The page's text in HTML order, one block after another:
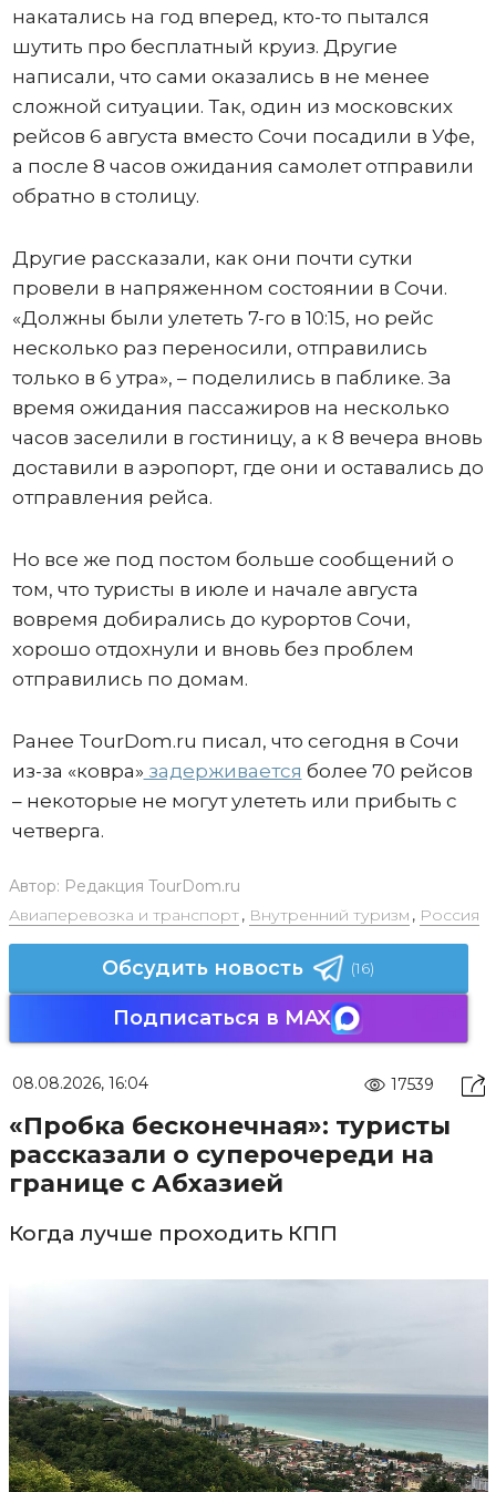
накатались на год вперед, кто-то пытался
шутить про бесплатный круиз. Другие
написали, что сами оказались в не менее
сложной ситуации. Так, один из московских
рейсов 6 августа вместо Сочи посадили в Уфе,
а после 8 часов ожидания самолет отправили
обратно в столицу.
Другие рассказали, как они почти сутки
провели в напряженном состоянии в Сочи.
«Должны были улететь 7-го в 10:15, но рейс
несколько раз переносили, отправились
только в 6 утра», – поделились в паблике. За
время ожидания пассажиров на несколько
часов заселили в гостиницу, а к 8 вечера вновь
доставили в аэропорт, где они и оставались до
отправления рейса.
Но все же под постом больше сообщений о
том, что туристы в июле и начале августа
вовремя добирались до курортов Сочи,
хорошо отдохнули и вновь без проблем
отправились по домам.
Ранее TourDom.ru писал, что сегодня в Сочи
из-за «ковра» задерживается более 70 рейсов
– некоторые не могут улететь или прибыть с
четверга.
Автор: Редакция TourDom.ru
Авиаперевозка и транспорт, Внутренний туризм , Россия
Обсудить новость (16)
Подписаться в MAX
08.08.2026, 16:04 17539
«Пробка бесконечная»: туристы
рассказали о суперочереди на
границе с Абхазией
Когда лучше проходить КПП